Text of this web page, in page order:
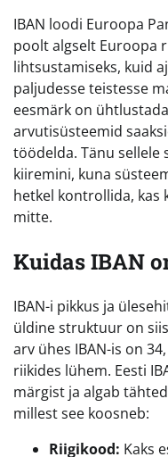
IBAN loodi Euroopa
poolt algselt Euroopa
lihtsustamiseks, kuid
paljudesse teistesse
eesmärk on
arvutisüsteemid
töödelda. Tänu
kiiremini, kuna
hetkel kontrollida, kas
mitte.
Kuidas IBAN
IBAN-i pikkus ja
üldine struktuur on
arv ühes IBAN-is on
riikides lühem. Eesti
märgist ja algab
millest see koosneb:
Riigikood: Kaks